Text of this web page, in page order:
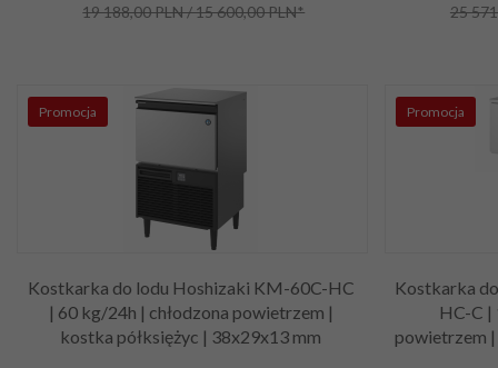
19 188,00 PLN / 15 600,00 PLN* 25
Promocja
Kostkarka do lodu Hoshizaki KM-60C-HC
| 60 kg/24h | chłodzona powietrzem |
kostka półksiężyc | 38x29x13 mm
Promocja
Kostkarka
HC-C |
powietrzem